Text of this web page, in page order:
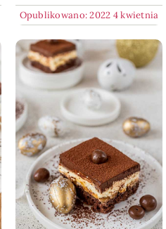
Opublikowano: 2022 4 kwietnia